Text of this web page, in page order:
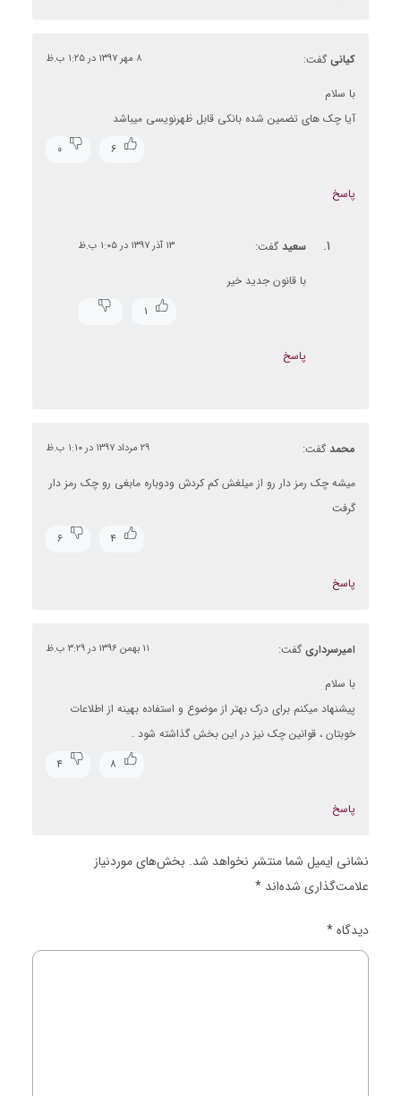
کیانی گفت: ۸ مهر ۱۳۹۷ در ۱:۲۵ ب.ظ
با سلام
آیا چک های تضمین شده بانکی قابل ظهرنویسی میباشد
۶
۰
پاسخ
سعید گفت: ۱۳ آذر ۱۳۹۷ در ۱:۰۵ ب.ظ
با قانون جدید خیر
۱
پاسخ
محمد گفت: ۲۹ مرداد ۱۳۹۷ در ۱:۱۰ ب.ظ
میشه چک رمز دار رو از میلغش کم کردش ودوباره مابغی رو چک رمز دار
گرفت
۴
۶
پاسخ
امیرسرداری گفت: ۱۱ بهمن ۱۳۹۶ در ۳:۲۹ ب.ظ
با سلام
پیشنهاد میکنم برای درک بهتر از موضوع و استفاده بهینه از اطلاعات
خوبتان ، قوانین چک نیز در این بخش گذاشته شود .
۸
۴
پاسخ
نشانی ایمیل شما منتشر نخواهد شد. بخش‌های موردنیاز
علامت‌گذاری شده‌اند *
دیدگاه*